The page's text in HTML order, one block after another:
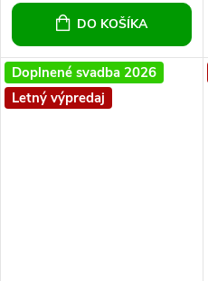
DO KOŠÍKA
Doplnené svadba 2026
Letný výpredaj